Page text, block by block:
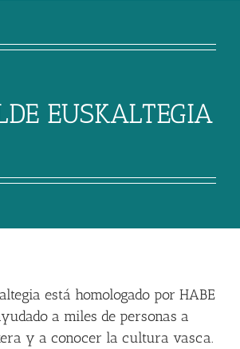
EUSKALTEGIA
está homologado por HABE
a miles de personas a
y a conocer la cultura vasca.